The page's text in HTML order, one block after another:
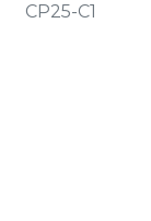
CP25-C1